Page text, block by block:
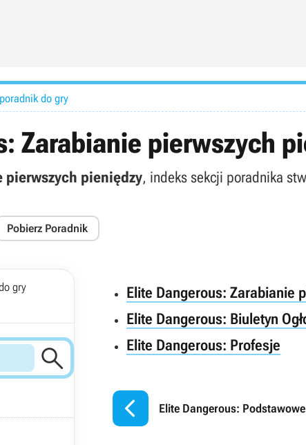
do gry
Zarabianie pierwszych
pierwszych pieniędzy, indeks sekcji poradnika
Pobierz Poradnik
gry

Elite Dangerous: Zarabianie
Elite Dangerous: Biuletyn
Elite Dangerous: Profesje
 Elite Dangerous: